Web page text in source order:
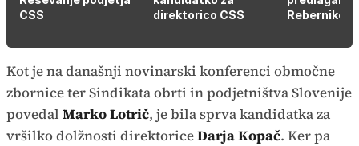
CSS
direktorico CSS
Rebernikovo
Kot je na današnji novinarski konferenci območne
zbornice ter Sindikata obrti in podjetništva Slovenije
povedal Marko Lotrič, je bila sprva kandidatka za
vršilko dolžnosti direktoriceDarja Kopač. Ker pa